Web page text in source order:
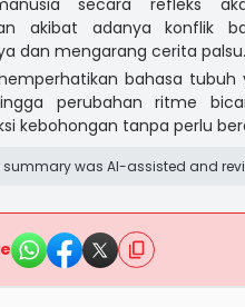
secara refleks
akibat adanya konflik
dan mengarang cerita palsu.
bahasa tubuh
perubahan ritme
kebohongan tanpa perlu
summary was AI-assisted and